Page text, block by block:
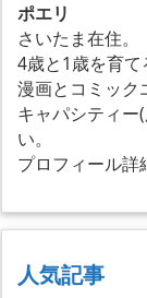
ポエリ
さいたま在住。
4歳と1歳を育て
漫画とコミック
キャパシティー
い。
プロフィール詳
人気記事